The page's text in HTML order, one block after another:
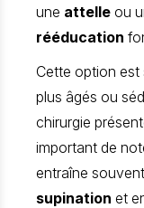
une attelle ou
rééducation
Cette option
plus âgés ou
chirurgie
important de
entraîne
supination et